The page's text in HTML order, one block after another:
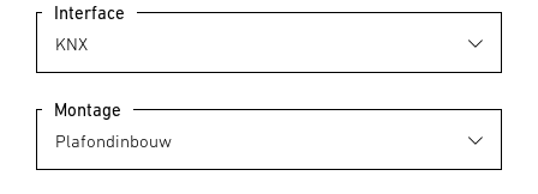
Interface
Montage